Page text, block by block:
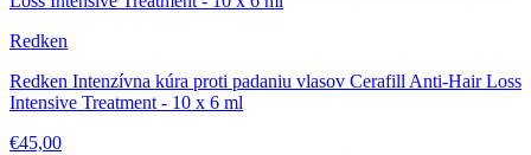
Redken
Redken Intenzívna kúra proti padaniu vlasov Cerafill Anti-Hair Loss
Intensive Treatment - 10 x 6 ml
€45,00